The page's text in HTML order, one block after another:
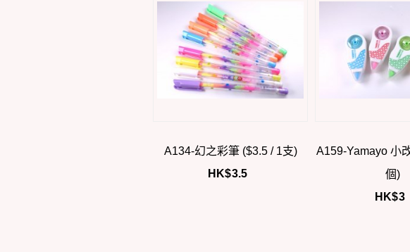
A134-幻之彩筆 ($3.5 / 1支)
HK$3.5
A159-Yamayo 小
個)
HK$3